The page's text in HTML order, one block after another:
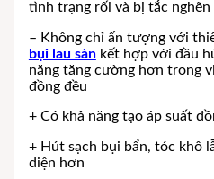
tình trạng rối và bị tắc
– Không chỉ ấn tượng với
bụi lau sànkết hợp với đầu
năng tăng cường hơn trong
đồng đều
+ Có khả năng tạo áp suất
+ Hút sạch bụi bẩn, tóc khô
diện hơn